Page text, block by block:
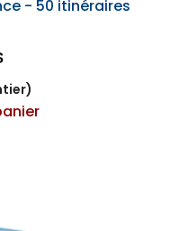
- 50 itinéraires